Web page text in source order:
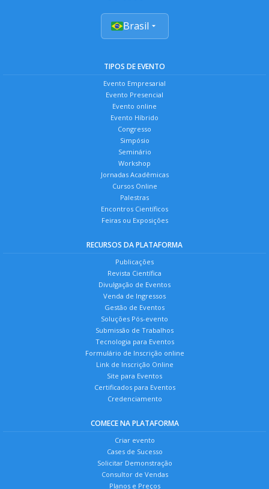
Brasil
TIPOS DE EVENTO
Evento Empresarial
Evento Presencial
Evento online
Evento Híbrido
Congresso
Simpósio
Seminário
Workshop
Jornadas Acadêmicas
Cursos Online
Palestras
Encontros Científicos
Feiras ou Exposições
RECURSOS DA PLATAFORMA
Publicações
Revista Científica
Divulgação de Eventos
Venda de Ingressos
Gestão de Eventos
Soluções Pós-evento
Submissão de Trabalhos
Tecnologia para Eventos
Formulário de Inscrição online
Link de Inscrição Online
Site para Eventos
Certificados para Eventos
Credenciamento
COMECE NA PLATAFORMA
Criar evento
Cases de Sucesso
Solicitar Demonstração
Consultor de Vendas
Planos e Preços